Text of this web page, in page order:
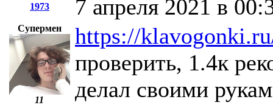
1973 7 апреля 2021 в
Супермен
11
https://
проверить, 1.4к
делал своими